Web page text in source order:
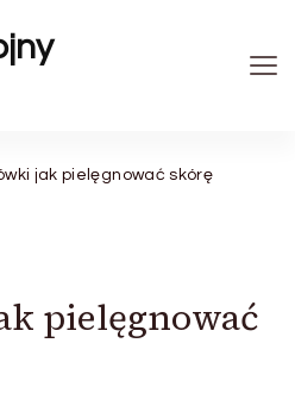
jak pielęgnować skórę
pielęgnować